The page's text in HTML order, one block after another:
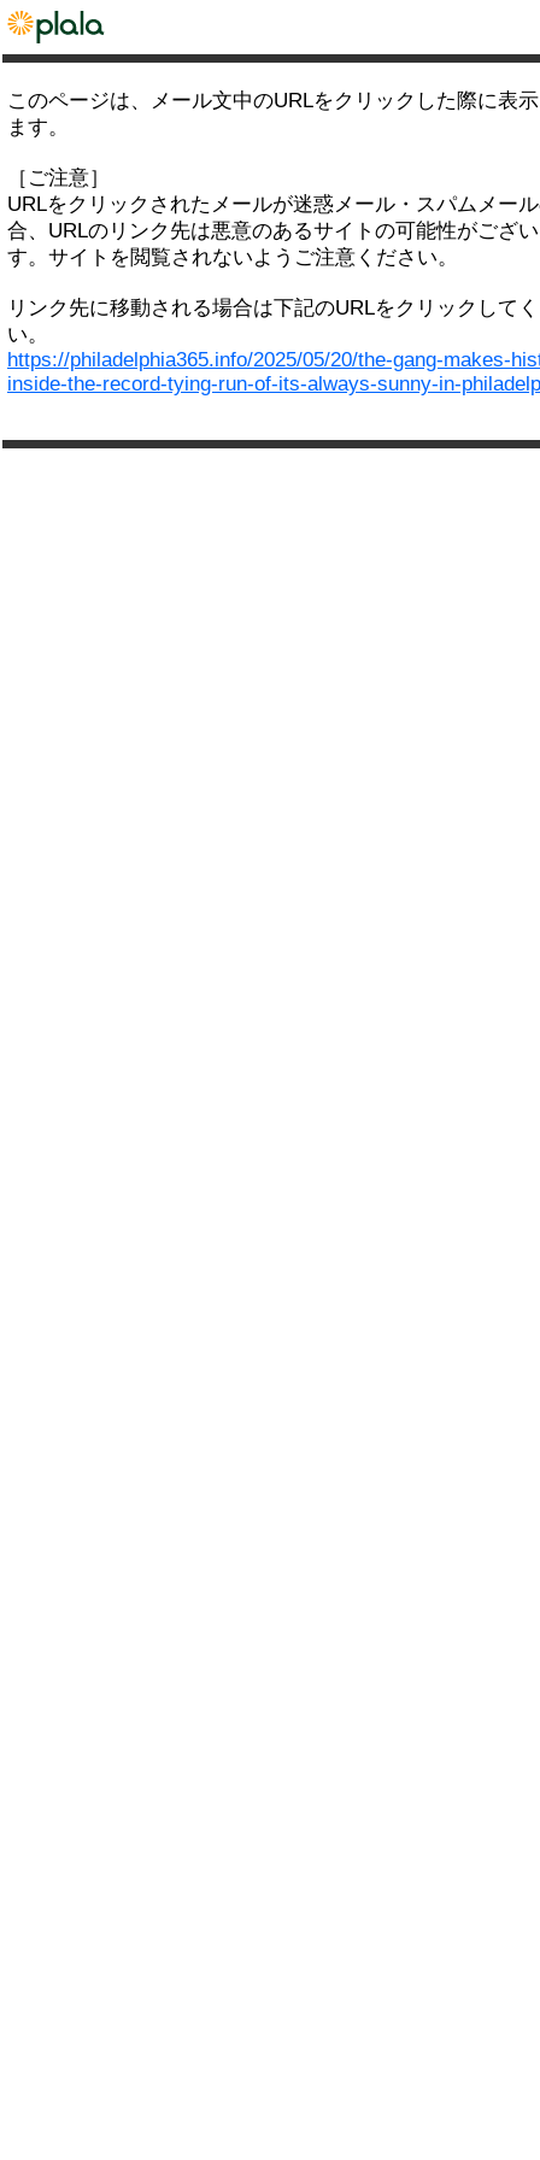
このページは、メール文中のURLをクリックした際に表
ます。
［ご注意］
URLをクリックされたメールが迷惑メール・スパムメー
合、URLのリンク先は悪意のあるサイトの可能性がござ
す。サイトを閲覧されないようご注意ください。
リンク先に移動される場合は下記のURLをクリックして
い。
https://philadelphia365.info/2025/05/20/the-gang-makes-
inside-the-record-tying-run-of-its-always-sunny-in-